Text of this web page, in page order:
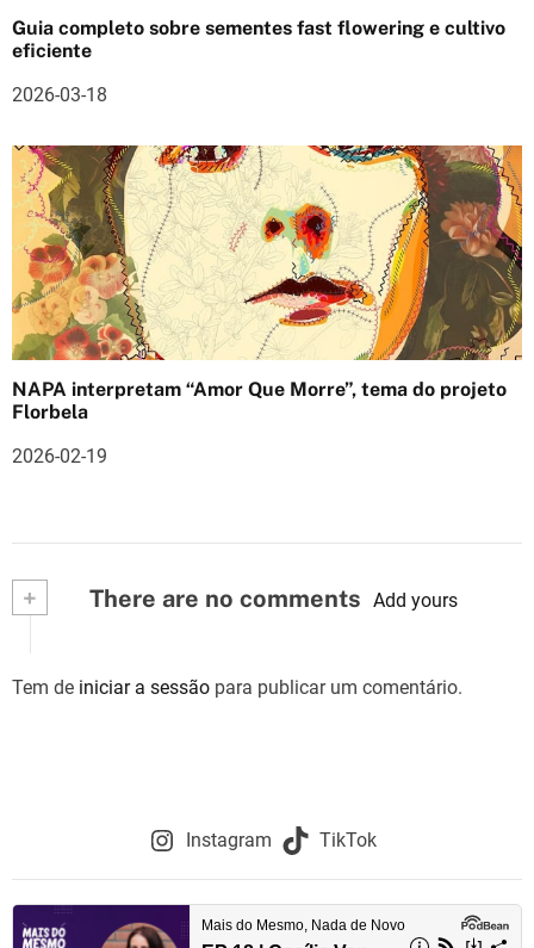
Guia completo sobre sementes fast flowering e cultivo
eficiente
2026-03-18
NAPA interpretam “Amor Que Morre”, tema do projeto
Florbela
2026-02-19
+ There are no comments Add yours
Tem de iniciar a sessão para publicar um comentário.
Instagram TikTok